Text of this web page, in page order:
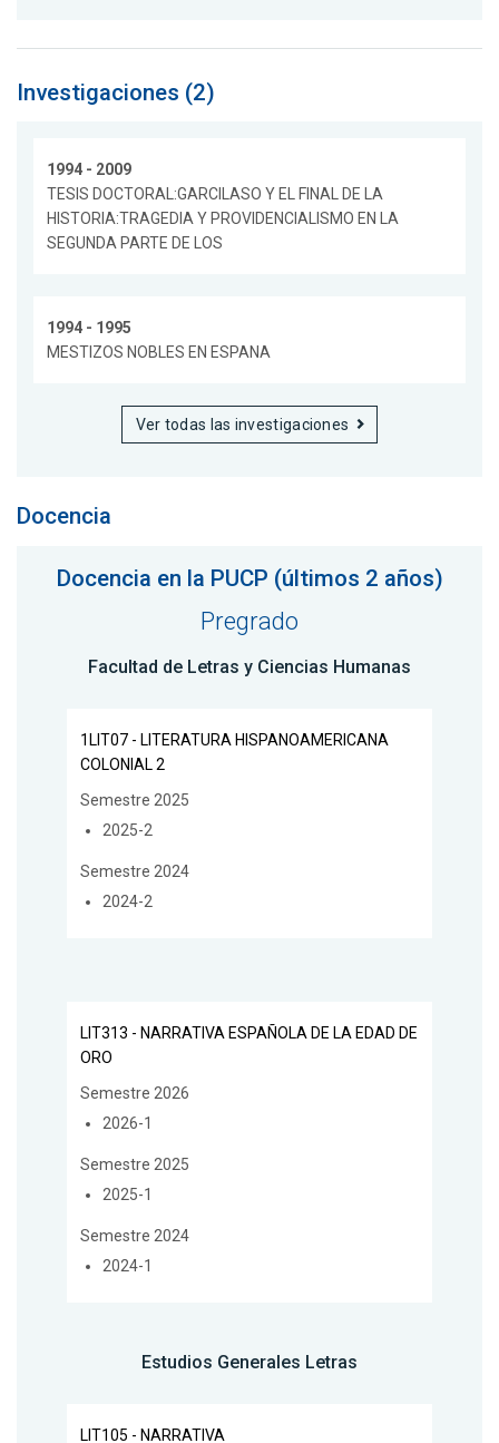
Investigaciones (2)
1994 - 2009
TESIS DOCTORAL:GARCILASO Y EL FINAL DE LA
HISTORIA:TRAGEDIA Y PROVIDENCIALISMO EN LA
SEGUNDA PARTE DE LOS
1994 - 1995
MESTIZOS NOBLES EN ESPANA
Ver todas las investigaciones
Docencia
Docencia en la PUCP (últimos 2 años)
Pregrado
Facultad de Letras y Ciencias Humanas
1LIT07 - LITERATURA HISPANOAMERICANA
COLONIAL 2
Semestre 2025
2025-2
Semestre 2024
2024-2
LIT313 - NARRATIVA ESPAÑOLA DE LA EDAD DE
ORO
Semestre 2026
2026-1
Semestre 2025
2025-1
Semestre 2024
2024-1
Estudios Generales Letras
LIT105 - NARRATIVA